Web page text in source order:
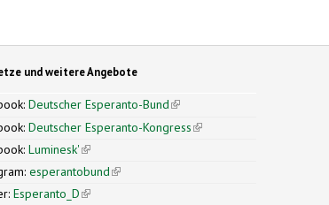
und weitere Angebote
Deutscher Esperanto-Bund(link is external)
Deutscher Esperanto-Kongress(link is external)
Luminesk'(link is external)
esperantobund(link is external)
Esperanto_D(link is external)